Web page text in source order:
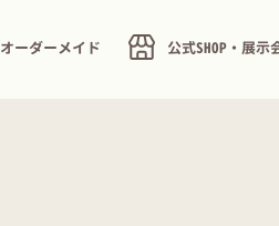
オーダーメイド 公式SHOP・展示